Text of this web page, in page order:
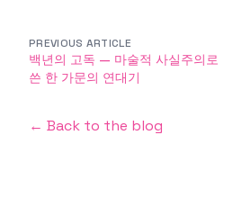
PREVIOUS ARTICLE
백년의 고독 — 마술적 사실주의로
쓴 한 가문의 연대기
← Back to the blog